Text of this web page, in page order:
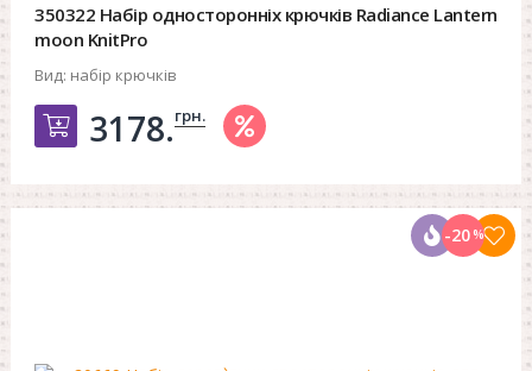
350322 Набір односторонніх крючків Radiance Lantern
moon KnitPro
Вид: набір крючків
Добавить в корзину
3178.грн.
-20%